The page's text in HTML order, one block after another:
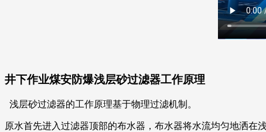
井下作业煤安防爆浅层砂过滤器工作原理
浅层砂过滤器的工作原理基于物理过滤机制。
原水首先进入过滤器顶部的布水器，布水器将水流均匀地洒